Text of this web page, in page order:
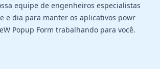
equipe de engenheiros especialistas
e dia para manter os aplicativos powr
Popup Form trabalhando para você.